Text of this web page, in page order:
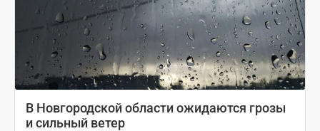
В Новгородской области ожидаются грозы
и сильный ветер